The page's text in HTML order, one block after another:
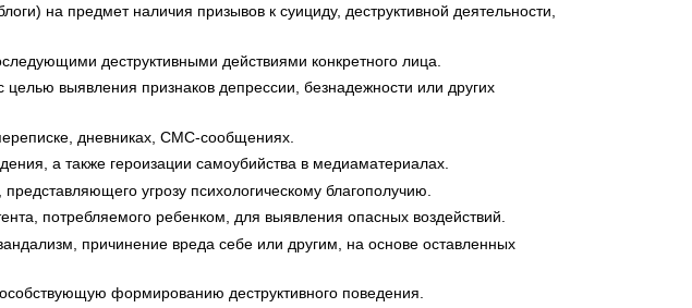
на предмет наличия призывов к суициду, деструктивной деятельности,
деструктивными действиями конкретного лица.
выявления признаков депрессии, безнадежности или других
дневниках, СМС-сообщениях.
а также героизации самоубийства в медиаматериалах.
угрозу психологическому благополучию.
потребляемого ребенком, для выявления опасных воздействий.
причинение вреда себе или другим, на основе оставленных
формированию деструктивного поведения.